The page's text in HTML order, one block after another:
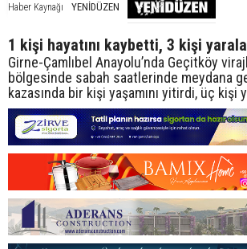
Haber Kaynağı YENİDÜZEN
1 kişi hayatını kaybetti, 3 kişi
Girne-Çamlıbel Anayolu’nda Geçitköy
bölgesinde sabah saatlerinde meydana
kazasında bir kişi yaşamını yitirdi, üç kişi